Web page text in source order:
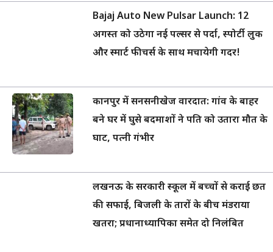
Bajaj Auto New Pulsar Launch: 12
अगस्त को उठेगा नई पल्सर से पर्दा, स्पोर्टी लुक
और स्मार्ट फीचर्स के साथ मचायेगी गदर!
कानपुर में सनसनीखेज वारदात: गांव के बाहर
बने घर में घुसे बदमाशों ने पति को उतारा मौत के
घाट, पत्नी गंभीर
लखनऊ के सरकारी स्कूल में बच्चों से कराई छत
की सफाई, बिजली के तारों के बीच मंडराया
खतरा; प्रधानाध्यापिका समेत दो निलंबित